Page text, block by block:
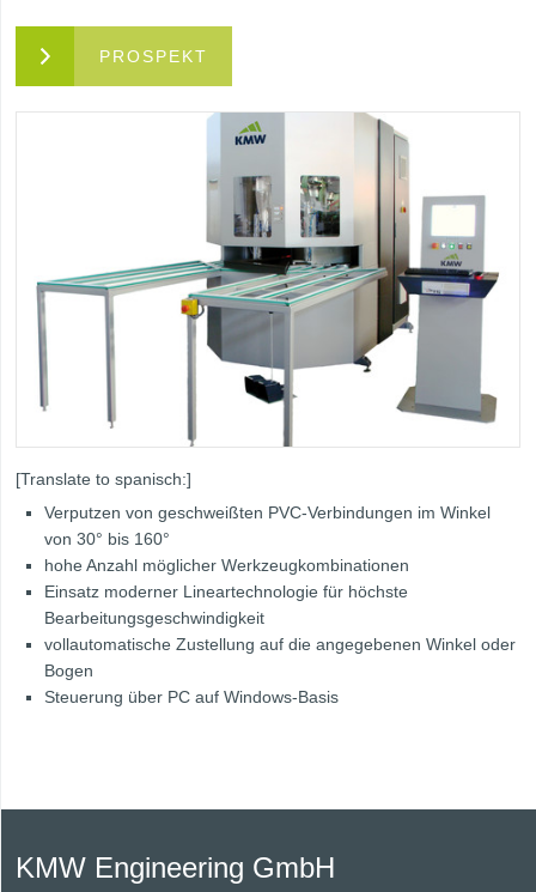
PROSPEKT
[Translate to spanisch:]
Verputzen von geschweißten PVC-Verbindungen im Winkel
von 30° bis 160°
hohe Anzahl möglicher Werkzeugkombinationen
Einsatz moderner Lineartechnologie für höchste
Bearbeitungsgeschwindigkeit
vollautomatische Zustellung auf die angegebenen Winkel oder
Bogen
Steuerung über PC auf Windows-Basis
KMW Engineering GmbH